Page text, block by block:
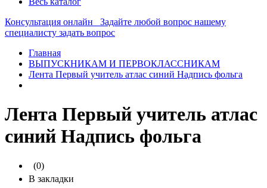
Консультация онлайн
Задайте любой вопрос нашему
специалисту задать вопрос
Главная
ВЫПУСКНИКАМ И ПЕРВОКЛАССНИКАМ
Лента Первый учитель атлас синий Надпись фольга
Лента Первый учитель атлас
синий Надпись фольга
(0)
В закладки